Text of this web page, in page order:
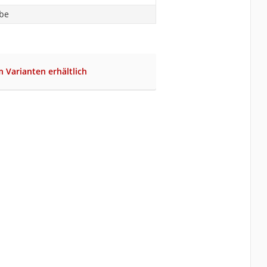
Varianten erhältlich